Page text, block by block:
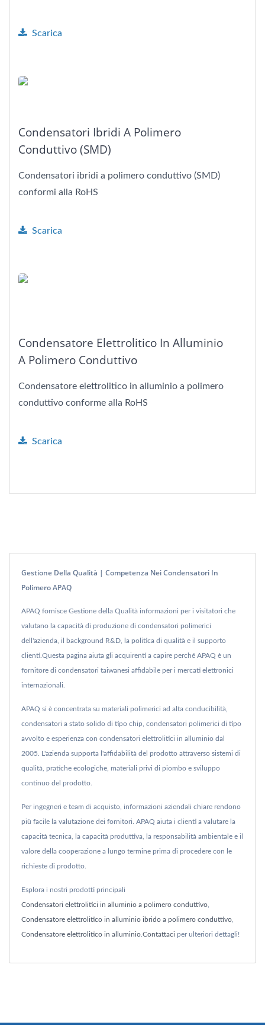
Scarica
Condensatori Ibridi A Polimero
Conduttivo (SMD)
Condensatori ibridi a polimero conduttivo (SMD)
conformi alla RoHS
Scarica
Condensatore Elettrolitico In Alluminio
A Polimero Conduttivo
Condensatore elettrolitico in alluminio a polimero
conduttivo conforme alla RoHS
Scarica
Gestione Della Qualità | Competenza Nei Condensatori In
Polimero APAQ
APAQ fornisce Gestione della Qualità informazioni per i visitatori che
valutano la capacità di produzione di condensatori polimerici
dell'azienda, il background R&D, la politica di qualità e il supporto
clienti.Questa pagina aiuta gli acquirenti a capire perché APAQ è un
fornitore di condensatori taiwanesi affidabile per i mercati elettronici
internazionali.
APAQ si è concentrata su materiali polimerici ad alta conducibilità,
condensatori a stato solido di tipo chip, condensatori polimerici di tipo
avvolto e esperienza con condensatori elettrolitici in alluminio dal
2005. L'azienda supporta l'affidabilità del prodotto attraverso sistemi di
qualità, pratiche ecologiche, materiali privi di piombo e sviluppo
continuo del prodotto.
Per ingegneri e team di acquisto, informazioni aziendali chiare rendono
più facile la valutazione dei fornitori. APAQ aiuta i clienti a valutare la
capacità tecnica, la capacità produttiva, la responsabilità ambientale e il
valore della cooperazione a lungo termine prima di procedere con le
richieste di prodotto.
Esplora i nostri prodotti principali
Condensatori elettrolitici in alluminio a polimero conduttivo
Condensatore elettrolitico in alluminio ibrido a polimero conduttivo
Condensatore elettrolitico in alluminio Contattaci per ulteriori dettagli!